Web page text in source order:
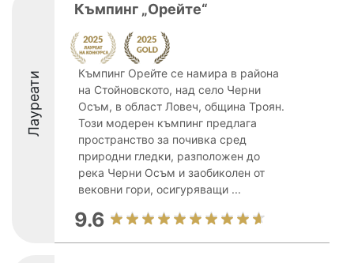
Лауреати
Къмпинг „Орейте“
Къмпинг Орейте се намира в района
на Стойновското, над село Черни
Осъм, в област Ловеч, община Троян.
Този модерен къмпинг предлага
пространство за почивка сред
природни гледки, разположен до
река Черни Осъм и заобиколен от
вековни гори, осигуряващи ...
9.6